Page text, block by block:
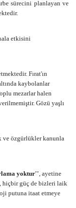
sürecini planlayan ve
etkisini
Fırat'ın
kaybolanlar
mezarlar halen
Gözü yaşlı
ve özgürlükler kanunla
yoktur'' , ayetine
hiçbir güç de bizleri laik
putuna itaat etmeye